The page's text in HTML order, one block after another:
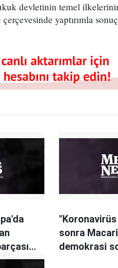
devletinin temel
yaptırımla
"Koronavirüs
sonra
demokrasi